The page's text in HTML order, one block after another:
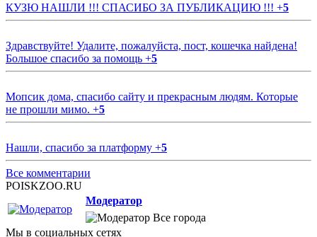
КУЗЮ НАШЛИ !!! СПАСИБО ЗА ПУБЛИКАЦИЮ !!! +5
Здравствуйте! Удалите, пожалуйста, пост, кошечка найдена!
Большое спасибо за помощь +5
Мопсик дома, спасибо сайту и прекрасным людям. Которые
не прошли мимо. +5
Нашли, спасибо за платформу +5
Все комментарии
POISKZOO.RU
Модератор
Все города
Мы в социальных сетях